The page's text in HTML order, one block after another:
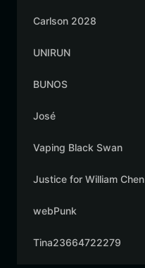
Carlson 2028
UNIRUN
BUNOS
José
Vaping Black Swan
Justice for William Chen
webPunk
Tina23664722279